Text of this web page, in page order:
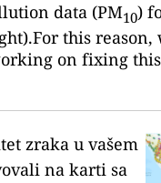
data (PM10)
this
on fixing
zraka u vašem
na karti sa